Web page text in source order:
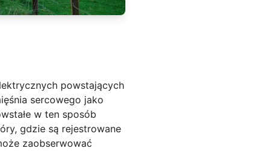
powstających
sercowego jako
w ten sposób
gdzie są rejestrowane
zaobserwować